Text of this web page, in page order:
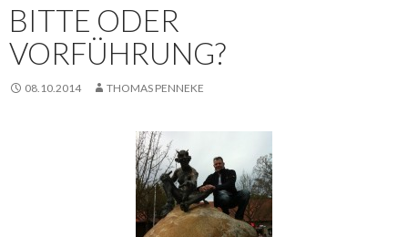
BITTE ODER
VORFÜHRUNG?
08.10.2014 THOMAS PENNEKE